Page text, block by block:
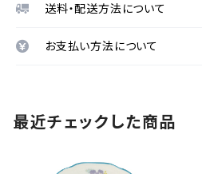
送料・配送方法について
お支払い方法について
最近チェックした商品